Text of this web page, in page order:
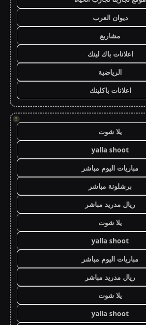
ديوان العرب
مشاريع
اعلانات باك لينك
الرياضية
اعلانات باكلينك
!
يلا شوت
yalla shoot
مباريات اليوم مباشر
برشلونة مباشر
ريال مدريد مباشر
يلا شوت
yalla shoot
مباريات اليوم مباشر
ريال مدريد مباشر
يلا شوت
yalla shoot